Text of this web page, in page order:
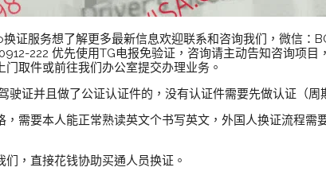
换证服务想了解更多最新信息欢迎联系和咨询我们，微信
222 优先使用TG电报免验证，咨询请主动告知咨询项目
取件或前往我们办公室提交办理业务。
驶证并且做了公证认证件的，没有认证件需要先做认证（周
，需要本人能正常熟读英文个书写英文，外国人换证流程需
，直接花钱协助买通人员换证。